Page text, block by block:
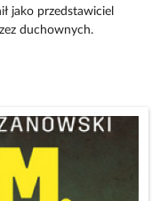
jako przedstawiciel
duchownych.